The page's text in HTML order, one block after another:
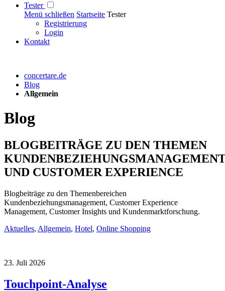
Tester
Menü schließen Startseite Tester
Registrierung
Login
Kontakt
concertare.de
Blog
Allgemein
Blog
BLOGBEITRÄGE ZU DEN THEMEN
UND CUSTOMER EXPERIENCE
Blogbeiträge zu den Themenbereichen
Kundenbeziehungsmanagement, Customer Experience
Management, Customer Insights und Kundenmarktforschung.
Aktuelles, Allgemein, Hotel, Online Shopping
23. Juli 2026
Touchpoint-Analyse